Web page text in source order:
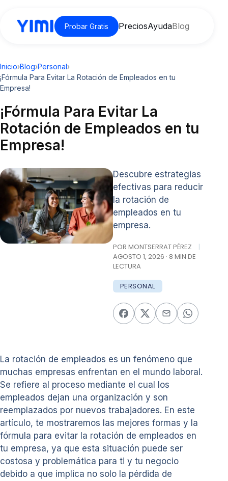
Probar Gratis PreciosAyudaBlog
Inicio›Blog›Personal›
¡Fórmula Para Evitar La Rotación de Empleados en tu
Empresa!
¡Fórmula Para Evitar La
Rotación de Empleados en tu
Empresa!
Descubre estrategias
efectivas para reducir
la rotación de
empleados en tu
empresa.
POR MONTSERRAT PÉREZ
|
AGOSTO 1, 2026 · 8 MIN DE
LECTURA
PERSONAL
La rotación de empleados es un fenómeno que
muchas empresas enfrentan en el mundo laboral.
Se refiere al proceso mediante el cual los
empleados dejan una organización y son
reemplazados por nuevos trabajadores. En este
artículo, te mostraremos las mejores formas y la
fórmula para evitar la rotación de empleados en
tu empresa, ya que esta situación puede ser
costosa y problemática para ti y tu negocio
debido a que implica no solo la pérdida de